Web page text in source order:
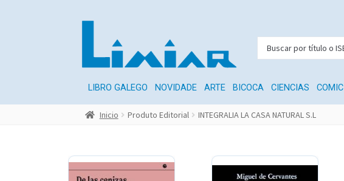
LIBRO GALEGO NOVIDADE ARTE BICOCA CIENCIAS COMIC
Inicio Produto Editorial INTEGRALIA LA CASA NATURAL S.L